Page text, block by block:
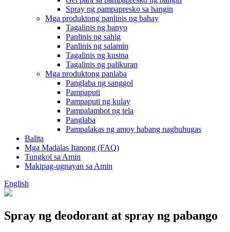
Spray ng pampapresko sa hangin
Mga produktong panlinis ng bahay
Tagalinis ng banyo
Panlinis ng sahig
Panlinis ng salamin
Tagalinis ng kusina
Tagalinis ng palikuran
Mga produktong panlaba
Panglaba ng sanggol
Pampaputi
Pampaputi ng kulay
Pampalambot ng tela
Panglaba
Pampalakas ng amoy habang naghuhugas
Balita
Mga Madalas Itanong (FAQ)
Tungkol sa Amin
Makipag-ugnayan sa Amin
English
Spray ng deodorant at spray ng pabango